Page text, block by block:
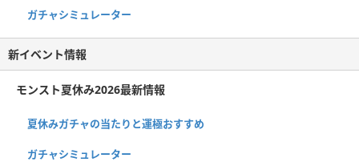
ガチャシミュレーター
新イベント情報
モンスト夏休み2026最新情報
夏休みガチャの当たりと運極おすすめ
ガチャシミュレーター